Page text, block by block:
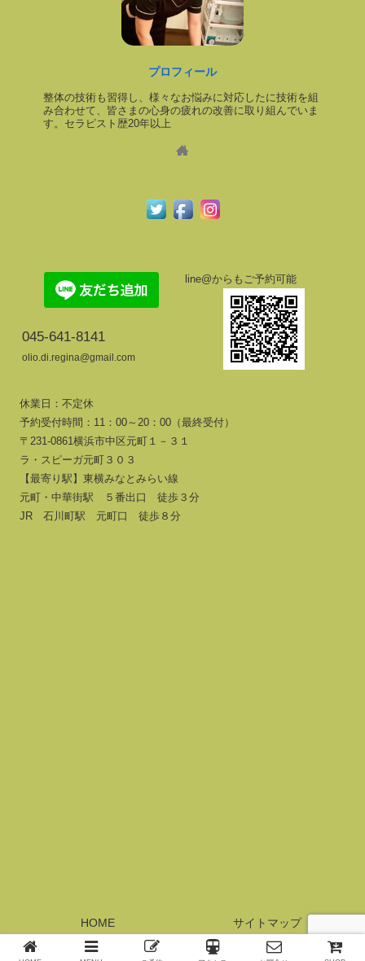
プロフィール
整体の技術も習得し、様々なお悩みに対応したに技術を組
み合わせて、皆さまの心身の疲れの改善に取り組んでいま
す。セラピスト歴20年以上
045-641-8141
olio.di.regina@gmail.com
line@からもご予約可能
休業日：不定休
予約受付時間：11：00～20：00（最終受付）
〒231-0861横浜市中区元町１－３１
ラ・スピーガ元町３０３
【最寄り駅】東横みなとみらい線
元町・中華街駅 ５番出口 徒歩３分
JR 石川町駅 元町口 徒歩８分
HOME サイトマップ
© 2017 横浜元町サロン・レジーナ.